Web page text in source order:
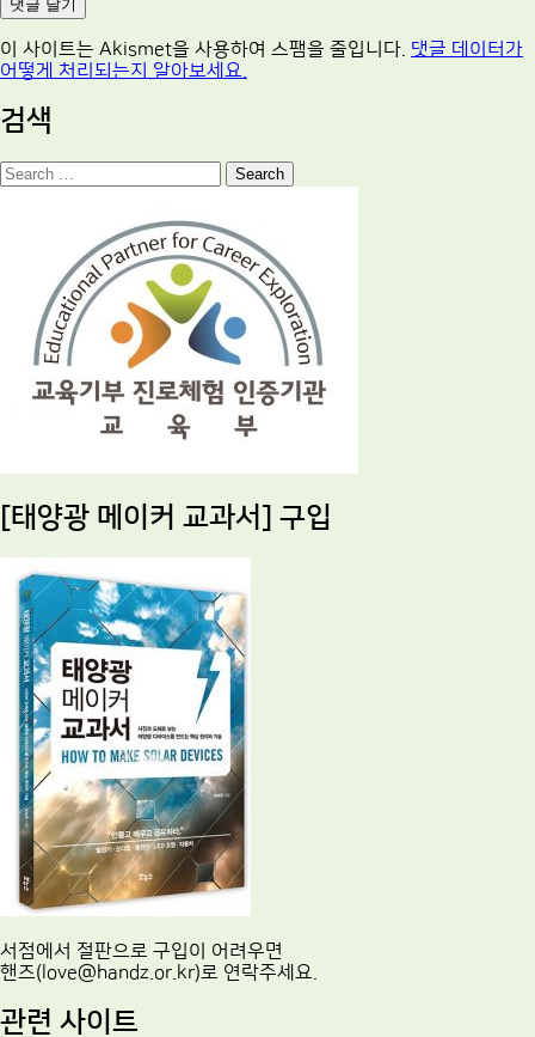
이 사이트는 Akismet을 사용하여 스팸을 줄입니다. 댓글 데이터가
어떻게 처리되는지 알아보세요.
검색
Search
[태양광 메이커 교과서] 구입
서점에서 절판으로 구입이 어려우면
핸즈(love@handz.or.kr)로 연락주세요.
관련 사이트